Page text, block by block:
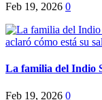
Feb 19, 2026 0
La familia del Indio
Feb 19, 2026 0